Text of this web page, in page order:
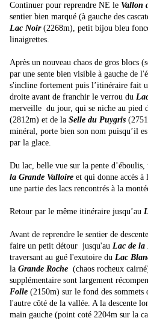
Continuer pour reprendre NE le Vallon
sentier bien marqué (à gauche des
Lac Noir(2268m), petit bijou bleu
linaigrettes.
Après un nouveau chaos de gros blocs
par une sente bien visible à gauche de
s'incline fortement puis l’itinéraire fait
droite avant de franchir le verrou du
merveille du jour, qui se niche au pied
(2812m) et de la Selle du Puygris
minéral, porte bien son nom puisqu’il
par la glace.
Du lac, belle vue sur la pente
la Grande Valloire et qui donne accès à
une partie des lacs rencontrés à la
Retour par le même itinéraire jusqu’au
Avant de reprendre le sentier de
faire un petit détour jusqu'au Lac de la
traversant au gué l'exutoire du Lac
la Grande Roche (chaos rocheux
supplémentaire sont largement
Folle (2150m) sur le fond des sommets
l'autre côté de la vallée. A la descente
main gauche (point coté 2204m sur la